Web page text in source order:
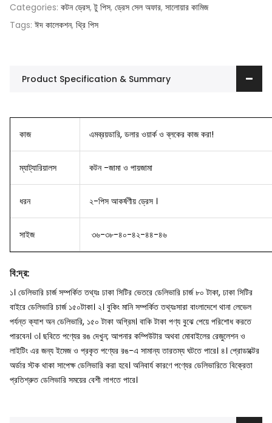
Categories: কটন ড্রেস,টু পিস, ড্রেস সেল অফার, সালোয়ার কামিজ
Tags: ঈদ কালেকশন, থ্রি পিস
Product Specification & Summary
কাজ এমব্রয়ডারি, ডলার ওয়ার্ক ও ব্লকের কাজ করা!
ম্যাট্যারিয়ালস কটন -জামা ও পায়জামা
ধরন ২-পিস আকর্ষণীয় ড্রেস ।
সাইজ ৩৬-৩৮-৪০-৪২-৪৪-৪৬
বি:দ্র:
১। ডেলিভারি চার্জ সম্পর্কিত তথ্যঃ ঢাকা সিটির ভেতরে ডেলিভারি চার্জ ৮০ টাকা, ঢাকা সিটির
বাইরে ডেলিভারি চার্জ ১৫০টাকা। ২। বুকিং মানি সম্পর্কিত তথ্যঃসারা বাংলাদেশে থানা লেভেল
পর্যন্ত ক্যাশ অন ডেলিভারি, ১৫০ টাকা অগ্রিম। বাকি টাকা পণ্য বুঝে পেয়ে পরিশোধ করতে
পারবেন। ৩। ছবিতে পণ্যের রঙ দেখুন; আপনার কম্পিউটার অথবা মোবাইলের রেজুলেশন ও
লাইটিং এর জন্য ইমেজ ও প্রকৃত পণ্যের রঙ-এ সামান্য তারতম্য ঘটতে পারে। ৪। প্রোডাক্টের
অর্ডার স্টক থাকা সাপেক্ষ ডেলিভারি করা হবে। অনিবার্য কারণে পণ্যের ডেলিভারিতে বিক্রেতা
প্রতিশ্রুত ডেলিভারি সময়ের বেশী লাগতে পারে।